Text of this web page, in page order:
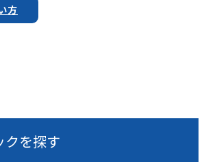
方
クを探す